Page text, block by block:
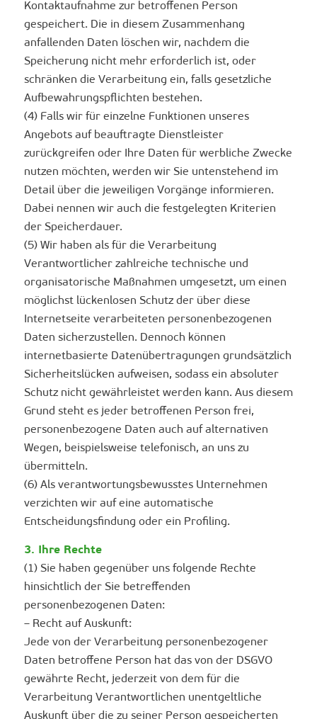
Kontaktaufnahme zur betroffenen Person
gespeichert. Die in diesem Zusammenhang
anfallenden Daten löschen wir, nachdem die
Speicherung nicht mehr erforderlich ist, oder
schränken die Verarbeitung ein, falls gesetzliche
Aufbewahrungspflichten bestehen.
(4) Falls wir für einzelne Funktionen unseres
Angebots auf beauftragte Dienstleister
zurückgreifen oder Ihre Daten für werbliche Zwecke
nutzen möchten, werden wir Sie untenstehend im
Detail über die jeweiligen Vorgänge informieren.
Dabei nennen wir auch die festgelegten Kriterien
der Speicherdauer.
(5) Wir haben als für die Verarbeitung
Verantwortlicher zahlreiche technische und
organisatorische Maßnahmen umgesetzt, um einen
möglichst lückenlosen Schutz der über diese
Internetseite verarbeiteten personenbezogenen
Daten sicherzustellen. Dennoch können
internetbasierte Datenübertragungen grundsätzlich
Sicherheitslücken aufweisen, sodass ein absoluter
Schutz nicht gewährleistet werden kann. Aus diesem
Grund steht es jeder betroffenen Person frei,
personenbezogene Daten auch auf alternativen
Wegen, beispielsweise telefonisch, an uns zu
übermitteln.
(6) Als verantwortungsbewusstes Unternehmen
verzichten wir auf eine automatische
Entscheidungsfindung oder ein Profiling.
3. Ihre Rechte
(1) Sie haben gegenüber uns folgende Rechte
hinsichtlich der Sie betreffenden
personenbezogenen Daten:
– Recht auf Auskunft:
Jede von der Verarbeitung personenbezogener
Daten betroffene Person hat das von der DSGVO
gewährte Recht, jederzeit von dem für die
Verarbeitung Verantwortlichen unentgeltliche
Auskunft über die zu seiner Person gespeicherten